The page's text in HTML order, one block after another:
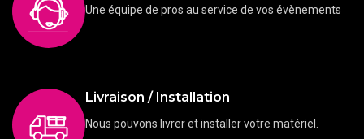
Une équipe de pros au service de vos évènements
Livraison / Installation
Nous pouvons livrer et installer votre matériel.